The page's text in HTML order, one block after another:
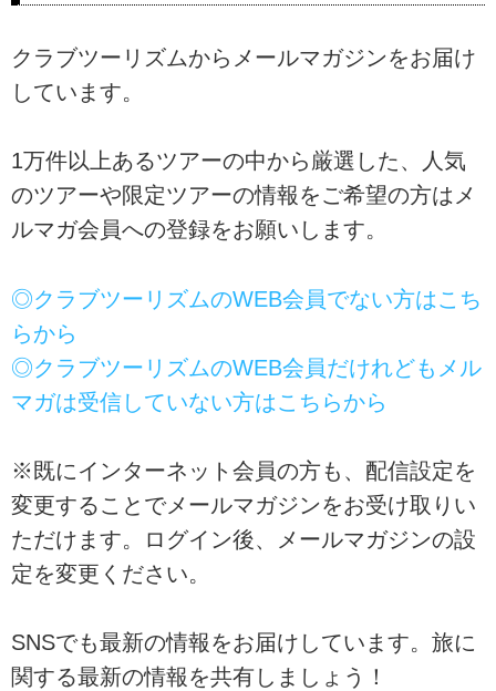
クラブツーリズムからメールマガジンをお届け
しています。
1万件以上あるツアーの中から厳選した、人気
のツアーや限定ツアーの情報をご希望の方はメ
ルマガ会員への登録をお願いします。
◎クラブツーリズムのWEB会員でない方はこち
らから
◎クラブツーリズムのWEB会員だけれどもメル
マガは受信していない方はこちらから
※既にインターネット会員の方も、配信設定を
変更することでメールマガジンをお受け取りい
ただけます。ログイン後、メールマガジンの設
定を変更ください。
SNSでも最新の情報をお届けしています。旅に
関する最新の情報を共有しましょう！